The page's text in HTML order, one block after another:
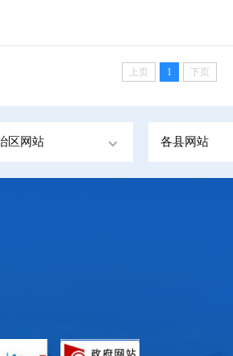
上页 1 下页
区网站 各县网站